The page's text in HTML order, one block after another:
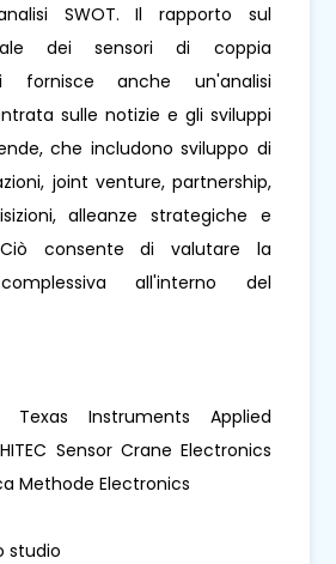
SWOT. Il rapporto sul
dei sensori di coppia
fornisce anche un'analisi
sulle notizie e gli sviluppi
che includono sviluppo di
joint venture, partnership,
alleanze strategiche e
consente di valutare la
all'interno del
Texas Instruments Applied
Sensor Crane Electronics
Methode Electronics
studio